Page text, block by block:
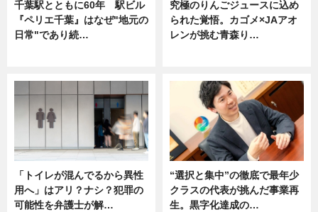
千葉駅とともに60年 駅ビル
『ペリエ千葉』はなぜ"地元の
日常"であり続…
究極のりんごジュースに込め
られた覚悟。カゴメ×JAアオ
レンが挑む青森り…
「トイレが混んでるから異性
用へ」はアリ？ナシ？犯罪の
可能性を弁護士が解…
“選択と集中”の徹底で最年少
クラスの代表が挑んだ事業再
生。黒字化達成の…